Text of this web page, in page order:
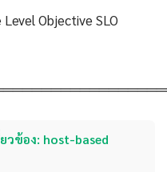
Objective SLO
วข้อง: host-based